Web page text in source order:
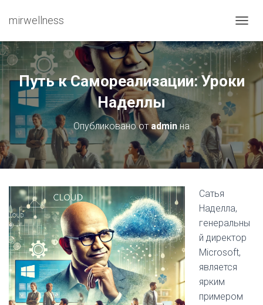
mirwellness
Путь к Самореализации: Уроки
Наделлы
Опубликовано отadminна
Сатья
Наделла,
генеральны
й директор
Microsoft,
является
ярким
примером